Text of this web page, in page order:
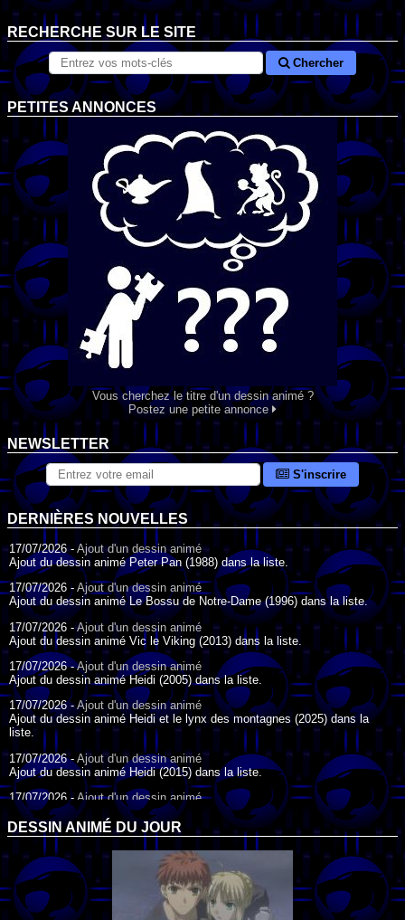
RECHERCHE SUR LE SITE
Chercher
PETITES ANNONCES
Vous cherchez le titre d'un dessin animé ?
Postez une petite annonce
NEWSLETTER
S'inscrire
DERNIÈRES NOUVELLES
17/07/2026 -Ajout d'un dessin animé
Ajout du dessin animé Peter Pan (1988) dans la liste.
17/07/2026 - Ajout d'un dessin animé
Ajout du dessin animé Le Bossu de Notre-Dame (1996) dans la liste.
17/07/2026 -Ajout d'un dessin animé
Ajout du dessin animé Vic le Viking (2013) dans la liste.
17/07/2026 -Ajout d'un dessin animé
Ajout du dessin animé Heidi (2005) dans la liste.
17/07/2026 -Ajout d'un dessin animé
Ajout du dessin animé Heidi et le lynx des montagnes (2025) dans la
liste.
17/07/2026 - Ajout d'un dessin animé
Ajout du dessin animé Heidi (2015) dans la liste.
17/07/2026 - Ajout d'un dessin animé
Ajout du dessin animé Heidi (1995) dans la liste.
09/07/2026 -Ajout d'un dessin animé
Ajout du dessin animé Genki l'Aventurier de la Chance (2006) dans la
liste.
04/07/2026 -
Ajout d'un dessin animé
Ajout du dessin animé Vilain Petit Canard (2000) dans la liste.
DESSIN ANIMÉ DU JOUR